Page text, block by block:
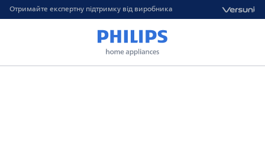
Отримайте експертну підтримку від виробника